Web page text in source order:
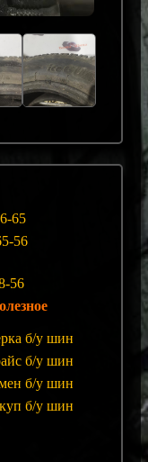
65
56
56
б/у шин
б/у шин
б/у шин
б/у шин